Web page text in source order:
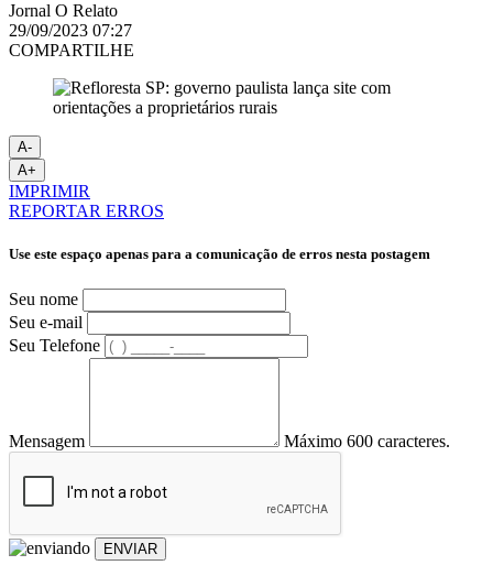
Jornal O Relato
29/09/2023 07:27
COMPARTILHE
A-
A+
IMPRIMIR
REPORTAR ERROS
Use este espaço apenas para a comunicação de erros nesta postagem
Seu nome
Seu e-mail
Seu Telefone
Mensagem Máximo 600 caracteres.
ENVIAR